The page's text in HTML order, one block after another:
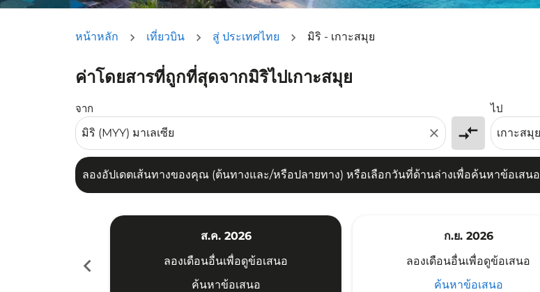
หน้าหลัก เที่ยวบิน สู่ ประเทศไทย มิริ - เกาะสมุย
ค่าโดยสารที่ถูกที่สุดจากมิริไปเกาะสมุย
จาก
close compare_arrows
ไป
ลองอัปเดตเส้นทางของคุณ (ต้นทางและ/หรือปลายทาง) หรือเลือกวันที่ด้านล่างเพื่อค้นหาข้อเสนอ
ลองอัปเดตเส้นทางของคุณ (ต้นทางและ/หรือปลายทาง) หรือเลือกวันที่ด้านล่างเพื่อค้นหาข้อเสนอ
chevron_left
ส.ค. 2026
ลองเดือนอื่นเพื่อดูข้อเสนอ
ค้นหาข้อเสนอ
ก.ย. 2026
ลองเดือนอื่นเพื่อดูข้อเสนอ
ค้นหาข้อเสนอ